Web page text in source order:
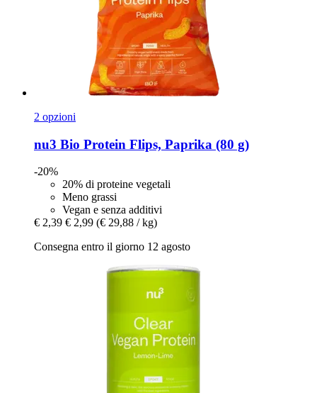
2 opzioni
nu3 Bio Protein Flips, Paprika (80 g)
-20%
20% di proteine vegetali
Meno grassi
Vegan e senza additivi
€ 2,39 € 2,99 (€ 29,88 / kg)
Consegna entro il giorno 12 agosto